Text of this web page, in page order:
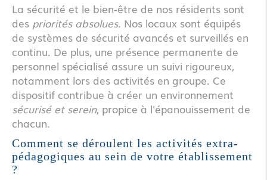
La sécurité et le bien-être de nos résidents sont
des priorités absolues. Nos locaux sont équipés
de systèmes de sécurité avancés et surveillés en
continu. De plus, une présence permanente de
personnel spécialisé assure un suivi rigoureux,
notamment lors des activités en groupe. Ce
dispositif contribue à créer un environnement
sécurisé et serein, propice à l'épanouissement de
chacun.
Comment se déroulent les activités extra-
pédagogiques au sein de votre établissement
?